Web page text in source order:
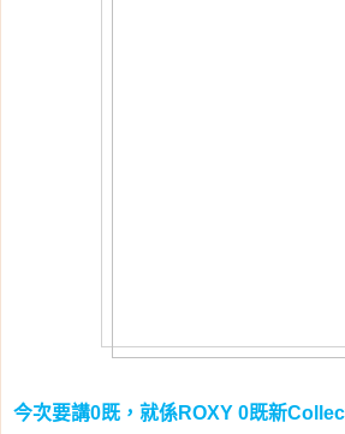
今次要講0既，就係ROXY 0既新